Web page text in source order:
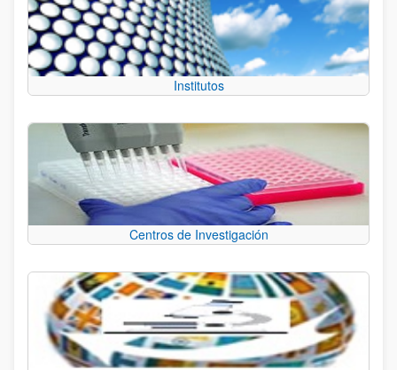
Institutos
Centros de Investigación